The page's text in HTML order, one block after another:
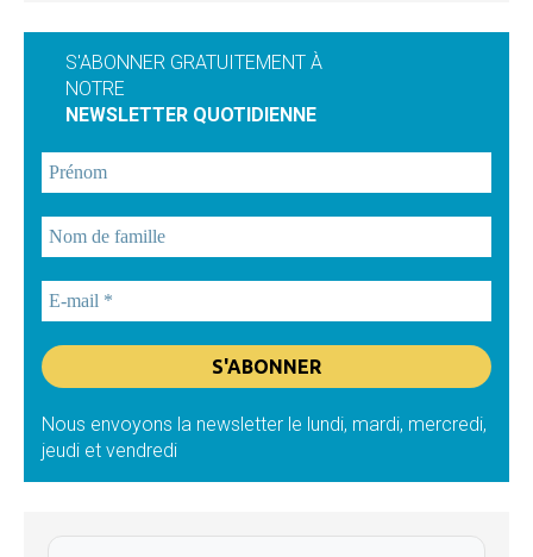
S'ABONNER GRATUITEMENT À
NOTRE
NEWSLETTER QUOTIDIENNE
Nous envoyons la newsletter le lundi, mardi, mercredi,
jeudi et vendredi